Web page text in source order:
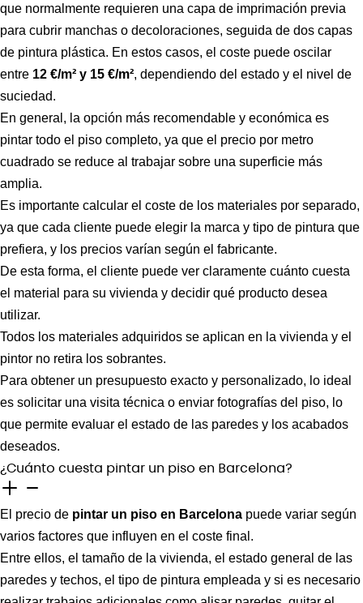
que normalmente requieren una capa de imprimación previa
para cubrir manchas o decoloraciones, seguida de dos capas
de pintura plástica. En estos casos, el coste puede oscilar
entre 12 €/m² y 15 €/m², dependiendo del estado y el nivel de
suciedad.
En general, la opción más recomendable y económica es
pintar todo el piso completo, ya que el precio por metro
cuadrado se reduce al trabajar sobre una superficie más
amplia.
Es importante calcular el coste de los materiales por separado,
ya que cada cliente puede elegir la marca y tipo de pintura que
prefiera, y los precios varían según el fabricante.
De esta forma, el cliente puede ver claramente cuánto cuesta
el material para su vivienda y decidir qué producto desea
utilizar.
Todos los materiales adquiridos se aplican en la vivienda y el
pintor no retira los sobrantes.
Para obtener un presupuesto exacto y personalizado, lo ideal
es solicitar una visita técnica o enviar fotografías del piso, lo
que permite evaluar el estado de las paredes y los acabados
deseados.
¿Cuánto cuesta pintar un piso en Barcelona?
El precio de pintar un piso en Barcelona puede variar según
varios factores que influyen en el coste final.
Entre ellos, el tamaño de la vivienda, el estado general de las
paredes y techos, el tipo de pintura empleada y si es necesario